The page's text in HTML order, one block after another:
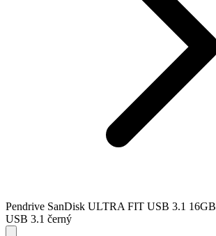
Pendrive SanDisk ULTRA FIT USB 3.1
USB 3.1 černý